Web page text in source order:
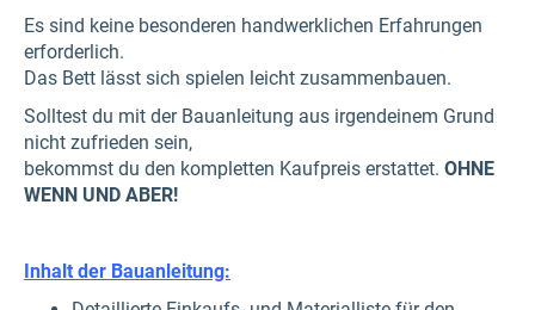
Es sind keine besonderen handwerklichen Erfahrungen
erforderlich.
Das Bett lässt sich spielen leicht zusammenbauen.
Solltest du mit der Bauanleitung aus irgendeinem Grund
nicht zufrieden sein,
bekommst du den kompletten Kaufpreis erstattet. OHNE
WENN UND ABER!
Inhalt der Bauanleitung: